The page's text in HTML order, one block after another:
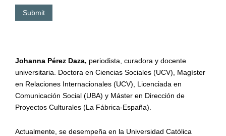
Johanna Pérez Daza, periodista, curadora y docente
universitaria. Doctora en Ciencias Sociales (UCV), Magíster
en Relaciones Internacionales (UCV), Licenciada en
Comunicación Social (UBA) y Máster en Dirección de
Proyectos Culturales (La Fábrica-España).
Actualmente, se desempeña en la Universidad Católica